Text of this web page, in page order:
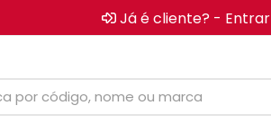
Já é cliente? - Entrar